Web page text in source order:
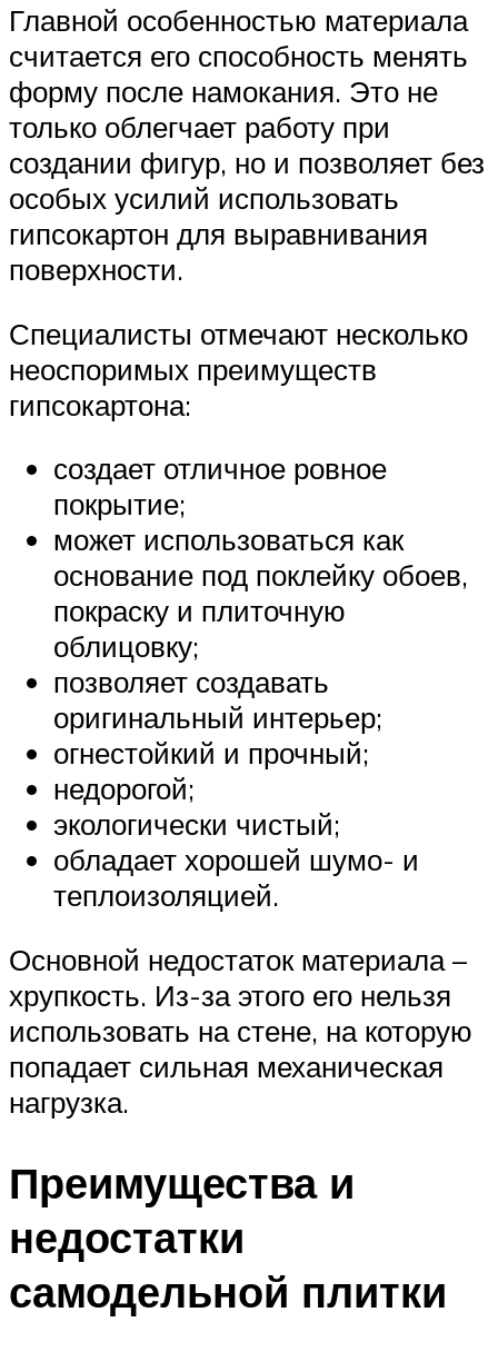
Главной особенностью материала
считается его способность менять
форму после намокания. Это не
только облегчает работу при
создании фигур, но и позволяет без
особых усилий использовать
гипсокартон для выравнивания
поверхности.
Специалисты отмечают несколько
неоспоримых преимуществ
гипсокартона:
создает отличное ровное
покрытие;
может использоваться как
основание под поклейку обоев,
покраску и плиточную
облицовку;
позволяет создавать
оригинальный интерьер;
огнестойкий и прочный;
недорогой;
экологически чистый;
обладает хорошей шумо- и
теплоизоляцией.
Основной недостаток материала –
хрупкость. Из-за этого его нельзя
использовать на стене, на которую
попадает сильная механическая
нагрузка.
Преимущества и
недостатки
самодельной плитки